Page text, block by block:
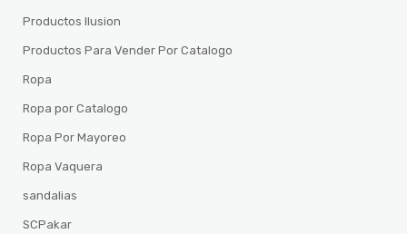
Productos Ilusion
Productos Para Vender Por Catalogo
Ropa
Ropa por Catalogo
Ropa Por Mayoreo
Ropa Vaquera
sandalias
SCPakar